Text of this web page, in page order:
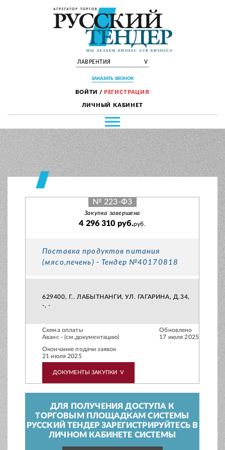
ЛАВРЕНТИЯ V
ЗАКАЗАТЬ ЗВОНОК
ВОЙТИ / РЕГИСТРАЦИЯ
ЛИЧНЫЙ КАБИНЕТ
№ 223-ФЗ
Закупка завершена
4 296 310 руб.руб.
Поставка продуктов питания
(мясо,печень) - Тендер №40170818
629400, Г.. ЛАБЫТНАНГИ, УЛ. ГАГАРИНА, Д.34,
-, -
Схема оплаты
Аванс - (см.документацию)
Обновлено
17 июля 2025
Окончание подачи заявок
21 июля 2025
ДОКУМЕНТЫ ЗАКУПКИ V
ДЛЯ ПОЛУЧЕНИЯ ДОСТУПА К
ТОРГОВЫМ ПЛОЩАДКАМ СИСТЕМЫ
РУССКИЙ ТЕНДЕР ЗАРЕГИСТРИРУЙТЕСЬ В
ЛИЧНОМ КАБИНЕТЕ СИСТЕМЫ